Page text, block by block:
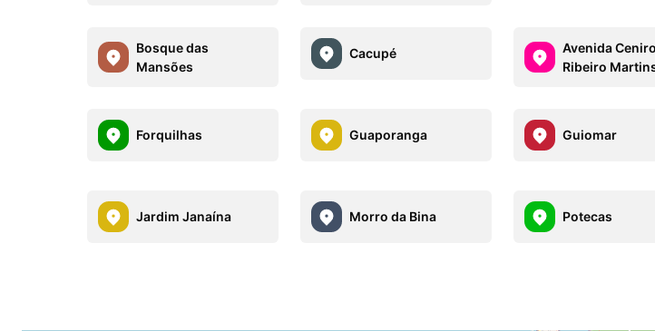
Bosque das
Mansões
Cacupé
Avenida
Ribeiro
Forquilhas Guaporanga Guiomar
Jardim Janaína Morro da Bina Potecas